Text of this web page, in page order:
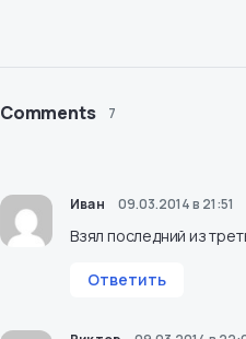
Comments 7
Иван 09.03.2014 в 21:51
Взял последний из
Ответить